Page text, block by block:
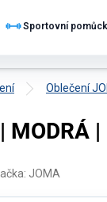
Sportovní
Oblečení
MODRÁ |
JOMA